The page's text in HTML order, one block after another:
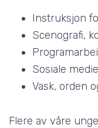
Instruksjon
Scenografi,
Sosiale
Vask, orden
Flere av våre